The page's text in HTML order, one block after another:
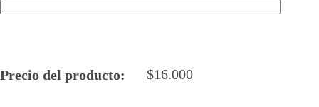
Precio del producto: $16.000